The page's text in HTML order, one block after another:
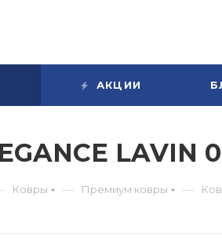
АКЦИИ
LAVIN
Ковры — Премиум ковры —